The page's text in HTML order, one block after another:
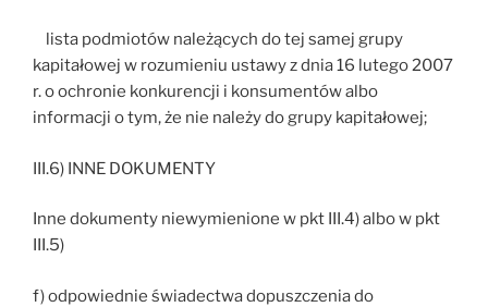
lista podmiotów należących do tej samej grupy
kapitałowej w rozumieniu ustawy z dnia 16 lutego 2007
r. o ochronie konkurencji i konsumentów albo
informacji o tym, że nie należy do grupy kapitałowej;
III.6) INNE DOKUMENTY
Inne dokumenty niewymienione w pkt III.4) albo w pkt
III.5)
f) odpowiednie świadectwa dopuszczenia do